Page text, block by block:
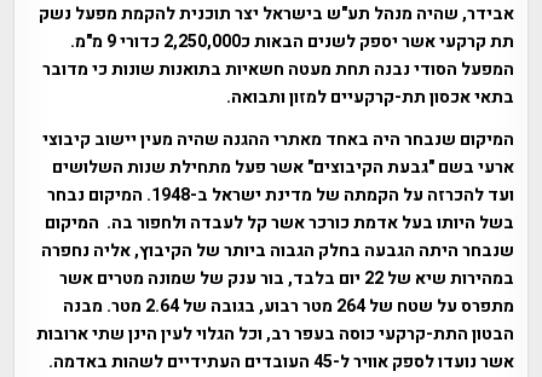
אבידר, שהיה מנהל תע"ש בישראל יצר תוכנית להקמת מפעל נשק
תת קרקעי אשר יספק לשנים הבאות כ2,250,000 כדורי 9 מ"מ.
המפעל הסודי נבנה תחת מעטה חשאיות בתואנות שונות כי מדובר
בתאי אכסון תת-קרקעיים למזון ותבואה.
המיקום שנבחר היה באחד מאתרי ההגנה שהיה מעין יישוב קיבוצי
ארעי בשם "גבעת הקיבוצים" אשר פעל מתחילת שנות השלושים
ועד להכרזה על הקמתה של מדינת ישראל ב-1948. המיקום נבחר
בשל היותו בעל אדמת כורכר אשר קל לעבדה ולחפור בה. המיקום
שנבחר היתה הגבעה בחלק הגבוה ביותר של הקיבוץ, אליה נחפרה
במהירות שיא של 22 יום בלבד, בור ענק של שמונה מטרים אשר
מתפרס על שטח של 264 מטר רבוע, בגובה של 2.64 מטר. מבנה
הבטון התת-קרקעי כוסה בעפר רב, וכל הגלוי לעין הינן שתי ארובות
אשר נועדו לספק אוויר ל-45 העובדים העתידיים לשהות באדמה.